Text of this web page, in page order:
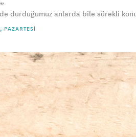
durduğumuz anlarda bile sürekli
PAZARTESI